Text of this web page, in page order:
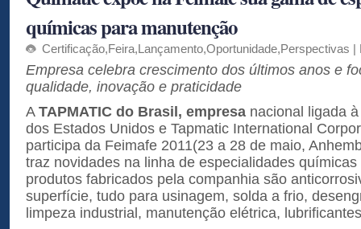
químicas para manutenção
Certificação,Feira,Lançamento,Oportunidade,Perspectivas |
Empresa celebra crescimento dos últimos anos e
qualidade, inovação e praticidade
A TAPMATIC do Brasil, empresa nacional ligada
dos Estados Unidos e Tapmatic International
participa da Feimafe 2011(23 a 28 de maio,
traz novidades na linha de especialidades
produtos fabricados pela companhia são
superfície, tudo para usinagem, solda a frio,
limpeza industrial, manutenção elétrica,